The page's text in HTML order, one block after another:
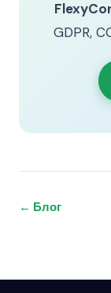
GDPR,
← Блог